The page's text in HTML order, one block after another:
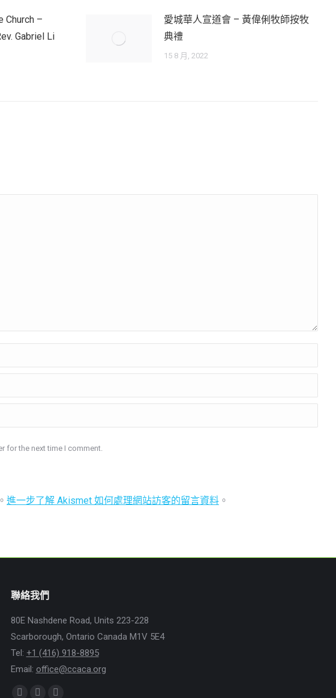
Church –
Gabriel Li
愛城華人宣道會 – 黃偉俐牧師按牧
典禮
15 8 月, 2022
for the next time I comment.
進一步了解 Akismet 如何處理網站訪客的留言資料 。
聯絡我們
80E Nashdene Road, Units 223-228
Scarborough, Ontario Canada M1V 5E4
Tel: +1 (416) 918-8895
Email: office@ccaca.org
Find us on: